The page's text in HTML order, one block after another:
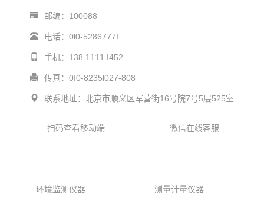
邮编：100088
电话：0l0-5286777I
手机：138 1111 I452
传真：0I0-8235l027-808
联系地址：北京市顺义区军营街16号院7号5层525室
扫码查看移动端 微信在线客服
环境监测仪器 测量计量仪器